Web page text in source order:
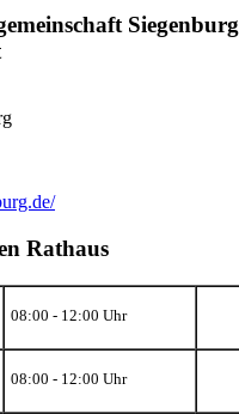
Siegenburg
Rathaus
08:00 - 12:00 Uhr
08:00 - 12:00 Uhr